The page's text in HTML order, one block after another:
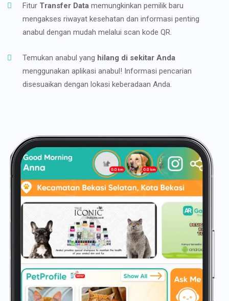
Fitur Transfer Data memungkinkan pemilik baru
mengakses riwayat kesehatan dan informasi penting
anabul dengan mudah melalui scan kode QR.
Temukan anabul yang hilang di sekitar Anda
menggunakan aplikasi anabul! Informasi pencarian
disesuaikan dengan lokasi keberadaan Anda.